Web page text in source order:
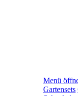
Menü
Gartensets